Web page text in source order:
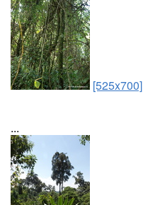
[525x700]
...